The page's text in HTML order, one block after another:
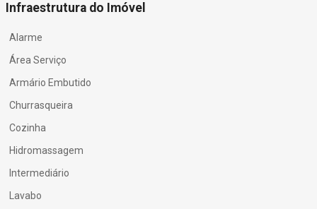
Infraestrutura do Imóvel
Alarme
Área Serviço
Armário Embutido
Churrasqueira
Cozinha
Hidromassagem
Intermediário
Lavabo